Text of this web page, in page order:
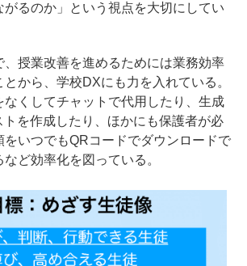
がるのか」という視点を大切にしてい
、授業改善を進めるためには業務効率
から、学校DXにも力を入れている。
なくしてチャットで代用したり、生成
を作成したり、ほかにも保護者が必
をいつでもQRコードでダウンロードで
ど効率化を図っている。